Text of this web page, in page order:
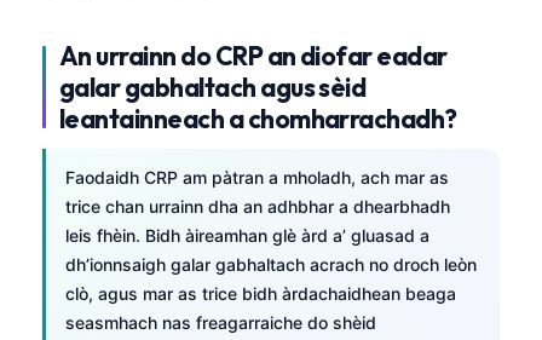
An urrainn do CRP an diofar eadar
galar gabhaltach agus sèid
leantainneach a chomharrachadh?
Faodaidh CRP am pàtran a mholadh, ach mar as
trice chan urrainn dha an adhbhar a dhearbhadh
leis fhèin. Bidh àireamhan glè àrd a’ gluasad a
dh’ionnsaigh galar gabhaltach acrach no droch leòn
clò, agus mar as trice bidh àrdachaidhean beaga
seasmhach nas freagarraiche do shèid